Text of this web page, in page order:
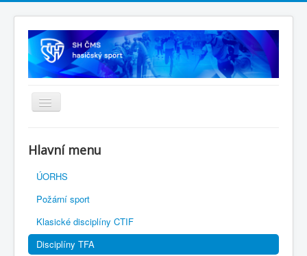
SH ČMS
Hlavní menu
ÚORHS
Požární sport
Klasické disciplíny CTIF
Disciplíny TFA